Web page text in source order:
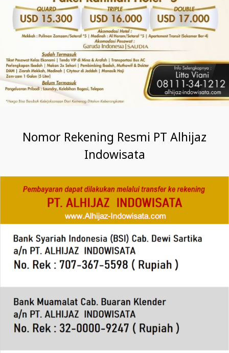
Nomor Rekening Resmi PT Alhijaz
Indowisata